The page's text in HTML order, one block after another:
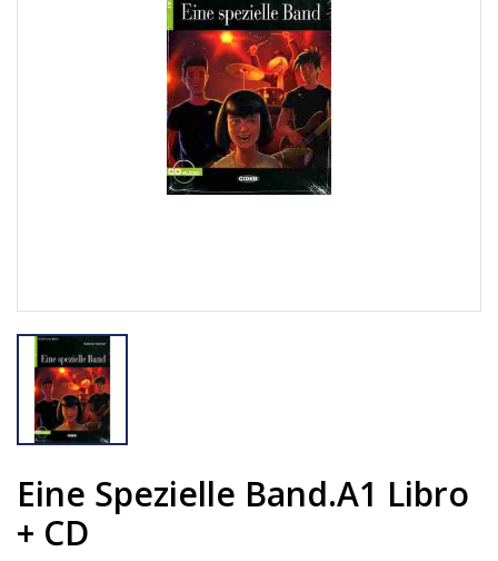
Eine Spezielle Band.A1 Libro
+ CD